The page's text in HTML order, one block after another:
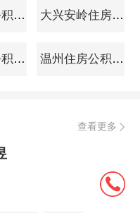
天水住房公积金查询 大兴安岭住房公积金查询
汕头住房公积金查询 温州住房公积金查询
查看更多